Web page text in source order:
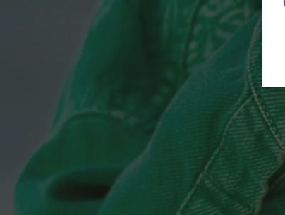
Gastronomia
Atrakcje
Galeria
Kontakt